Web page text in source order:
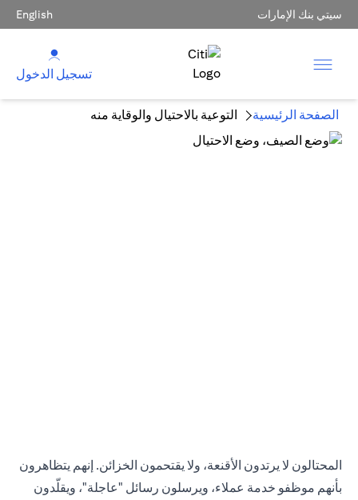
سيتي بنك الإمارات English
تسجيل الدخول
الصفحة الرئيسية التوعية بالاحتيال والوقاية منه
المحتالون لا يرتدون الأقنعة، ولا يقتحمون الخزائن. إنهم يتظاهرون
بأنهم موظفو خدمة عملاء، ويرسلون رسائل "عاجلة"، ويقلّدون